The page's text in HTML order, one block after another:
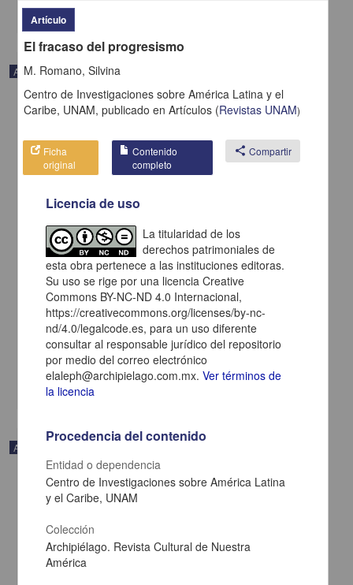
Artículo
Costa Rica nunca ha tenido una producción poética como ahora
Corrales Arias, Adriano - Centro de Investigaciones sobre América
Latina y el Caribe, UNAM
2021-02-05
Multidisciplina
Artículo
Artículo
El fracaso del progresismo
M. Romano, Silvina
Centro de Investigaciones sobre América Latina y el
Caribe, UNAM, publicado enArtículos (Revistas UNAM)
Ficha
original
Contenido
completo
share Compartir
Licencia de uso
La titularidad de los
derechos patrimoniales de
esta obra pertenece a las instituciones editoras.
Su uso se rige por una licencia Creative
Commons BY-NC-ND 4.0 Internacional,
https://creativecommons.org/licenses/by-nc-
nd/4.0/legalcode.es, para un uso diferente
consultar al responsable jurídico del repositorio
por medio del correo electrónico
elaleph@archipielago.com.mx.Ver términos de
la licencia
Procedencia del contenido
Entidad o dependencia
Centro de Investigaciones sobre América Latina
y el Caribe, UNAM
Colección
Archipiélago. Revista Cultural de Nuestra
América